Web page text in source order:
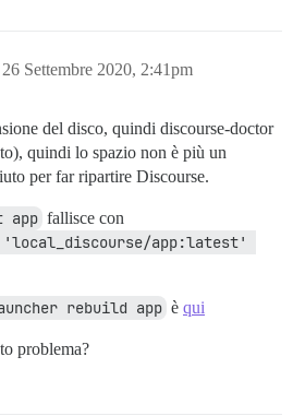
26 Settembre 2020, 2:41pm
del disco, quindi discourse-doctor
quindi lo spazio non è più un
per far ripartire Discourse.
app fallisce con
'local_discourse/app:latest'
rebuild app è qui
problema?